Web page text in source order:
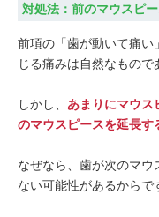
対処法：前のマウスピ
前項の「歯が動いて痛
じる痛みは自然なもので
しかし、 あまりにマウス
のマウスピースを延長す
なぜなら、歯が次のマ
ない可能性があるからで